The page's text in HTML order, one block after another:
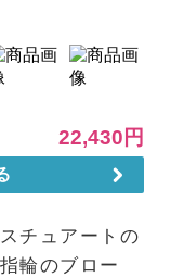
チュアートの
輪のブロー